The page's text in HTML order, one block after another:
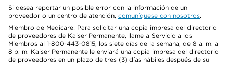
Si desea reportar un posible error con la información de un
proveedor o un centro de atención, comuníquese con nosotros.
Miembro de Medicare: Para solicitar una copia impresa del directorio
de proveedores de Kaiser Permanente, llame a Servicio a los
Miembros al 1-800-443-0815, los siete días de la semana, de 8 a. m. a
8 p. m. Kaiser Permanente le enviará una copia impresa del directorio
de proveedores en un plazo de tres (3) días hábiles después de su